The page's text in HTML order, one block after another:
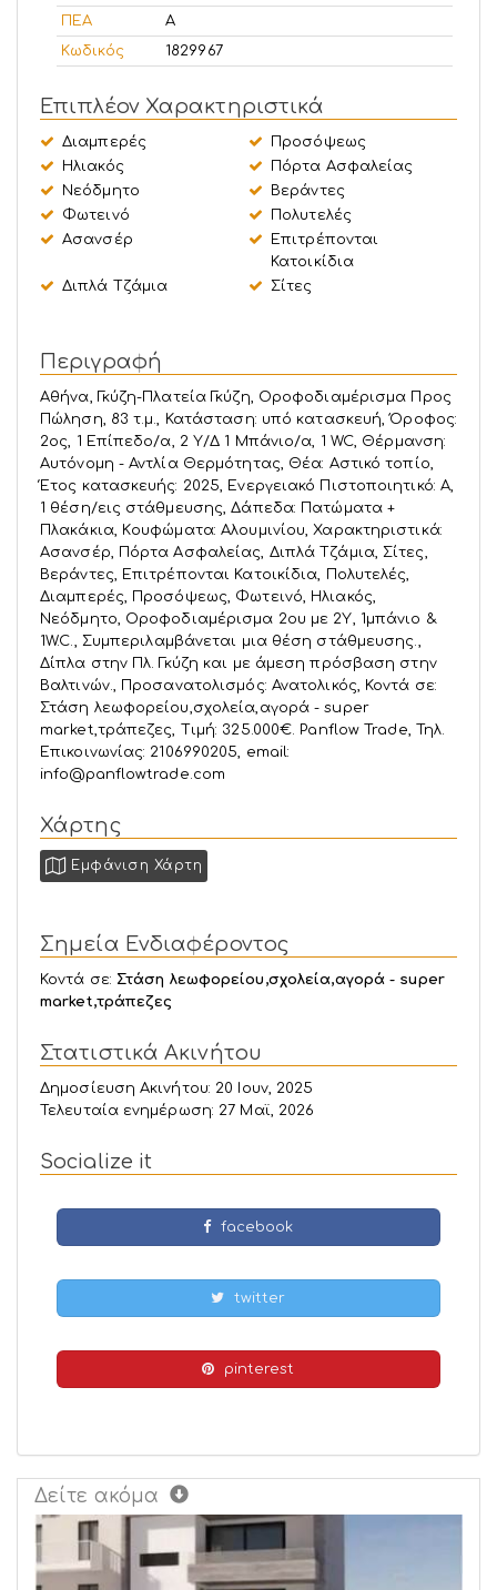
ΠΕΑ
A
Κωδικός
1829967
Επιπλέον Χαρακτηριστικά
Διαμπερές
Προσόψεως
Ηλιακός
Πόρτα Ασφαλείας
Νεόδμητο
Βεράντες
Φωτεινό
Πολυτελές
Ασανσέρ
Επιτρέπονται
Κατοικίδια
Διπλά Τζάμια
Σίτες
Περιγραφή
Αθήνα, Γκύζη-Πλατεία Γκύζη, Οροφοδιαμέρισμα Προς
Πώληση, 83 τ.μ., Κατάσταση: υπό κατασκευή, Όροφος:
2ος, 1 Επίπεδο/α, 2 Υ/Δ 1 Μπάνιο/α, 1 WC, Θέρμανση:
Αυτόνομη - Αντλία Θερμότητας, Θέα: Αστικό τοπίο,
Έτος κατασκευής: 2025, Ενεργειακό Πιστοποιητικό: Α,
1 θέση/εις στάθμευσης, Δάπεδα: Πατώματα +
Πλακάκια, Kουφώματα: Αλουμινίου, Χαρακτηριστικά:
Ασανσέρ, Πόρτα Ασφαλείας, Διπλά Τζάμια, Σίτες,
Βεράντες, Επιτρέπονται Κατοικίδια, Πολυτελές,
Διαμπερές, Προσόψεως, Φωτεινό, Ηλιακός,
Νεόδμητο, Οροφοδιαμέρισμα 2ου με 2Υ, 1μπάνιο &
1W.C., Συμπεριλαμβάνεται μια θέση στάθμευσης.,
Δίπλα στην Πλ. Γκύζη και με άμεση πρόσβαση στην
Βαλτινών., Προσανατολισμός: Ανατολικός, Κοντά σε:
Στάση λεωφορείου,σχολεία,αγορά - super
market,τράπεζες, Τιμή: 325.000€. Panflow Trade, Τηλ.
Επικοινωνίας: 2106990205, email:
info@panflowtrade.com
Χάρτης
Εμφάνιση Χάρτη
Σημεία Ενδιαφέροντος
Κοντά σε: Στάση λεωφορείου,σχολεία,αγορά - super
market,τράπεζες
Στατιστικά Ακινήτου
Δημοσίευση Ακινήτου: 20 Ιουν, 2025
Τελευταία ενημέρωση: 27 Μαϊ, 2026
Socialize it
facebook
twitter
pinterest
Δείτε ακόμα